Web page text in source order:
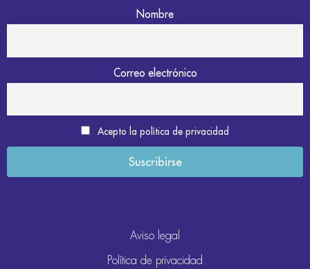
Nombre
Correo electrónico
Acepto la política de privacidad
Aviso legal
Política de privacidad